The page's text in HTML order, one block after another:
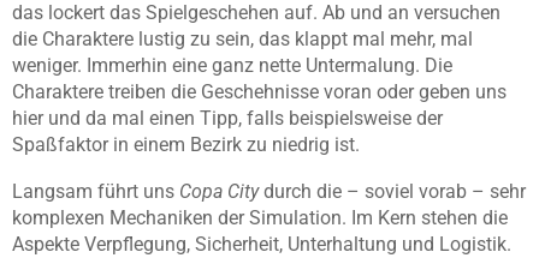
das lockert das Spielgeschehen auf. Ab und an versuchen
die Charaktere lustig zu sein, das klappt mal mehr, mal
weniger. Immerhin eine ganz nette Untermalung. Die
Charaktere treiben die Geschehnisse voran oder geben uns
hier und da mal einen Tipp, falls beispielsweise der
Spaßfaktor in einem Bezirk zu niedrig ist.
Langsam führt uns Copa Citydurch die – soviel vorab – sehr
komplexen Mechaniken der Simulation. Im Kern stehen die
Aspekte Verpflegung, Sicherheit, Unterhaltung und Logistik.